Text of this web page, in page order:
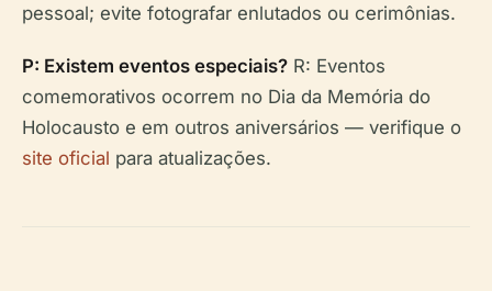
pessoal; evite fotografar enlutados ou cerimônias.
P: Existem eventos especiais? R: Eventos
comemorativos ocorrem no Dia da Memória do
Holocausto e em outros aniversários — verifique o
site oficial para atualizações.